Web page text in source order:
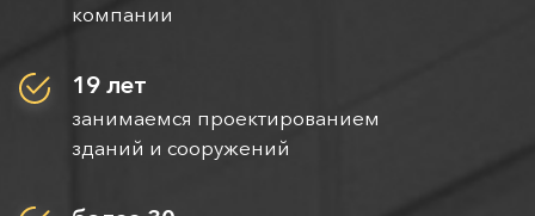
компании
19 лет
занимаемся проектированием
зданий и сооружений